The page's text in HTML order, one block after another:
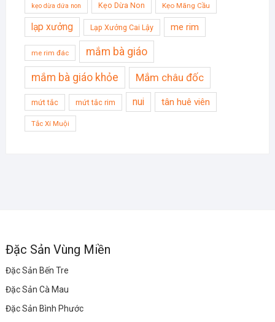
kẹo dừa dứa non Kẹo Dừa Non Kẹo Mãng Cầu
lạp xưởng Lạp Xưởng Cai Lậy me rim
me rim đác mắm bà giáo
mắm bà giáo khỏe Mắm châu đốc
mứt tắc mứt tắc rim nui tân huê viên
Tắc Xí Muội
Đặc Sản Vùng Miền
Đặc Sản Bến Tre
Đặc Sản Cà Mau
Đặc Sản Bình Phước